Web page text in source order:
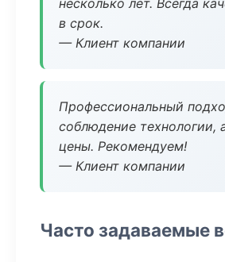
несколько лет. Всегда
в срок.
— Клиент компании
Профессиональный
соблюдение технологии,
цены. Рекомендуем!
— Клиент компании
Часто задаваемые